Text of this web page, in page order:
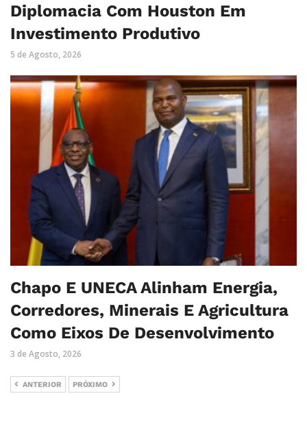
Diplomacia Com Houston Em
Investimento Produtivo
5 de Agosto, 2026
Chapo E UNECA Alinham Energia,
Corredores, Minerais E Agricultura
Como Eixos De Desenvolvimento
3 de Agosto, 2026
ANTERIOR PRÓXIMO